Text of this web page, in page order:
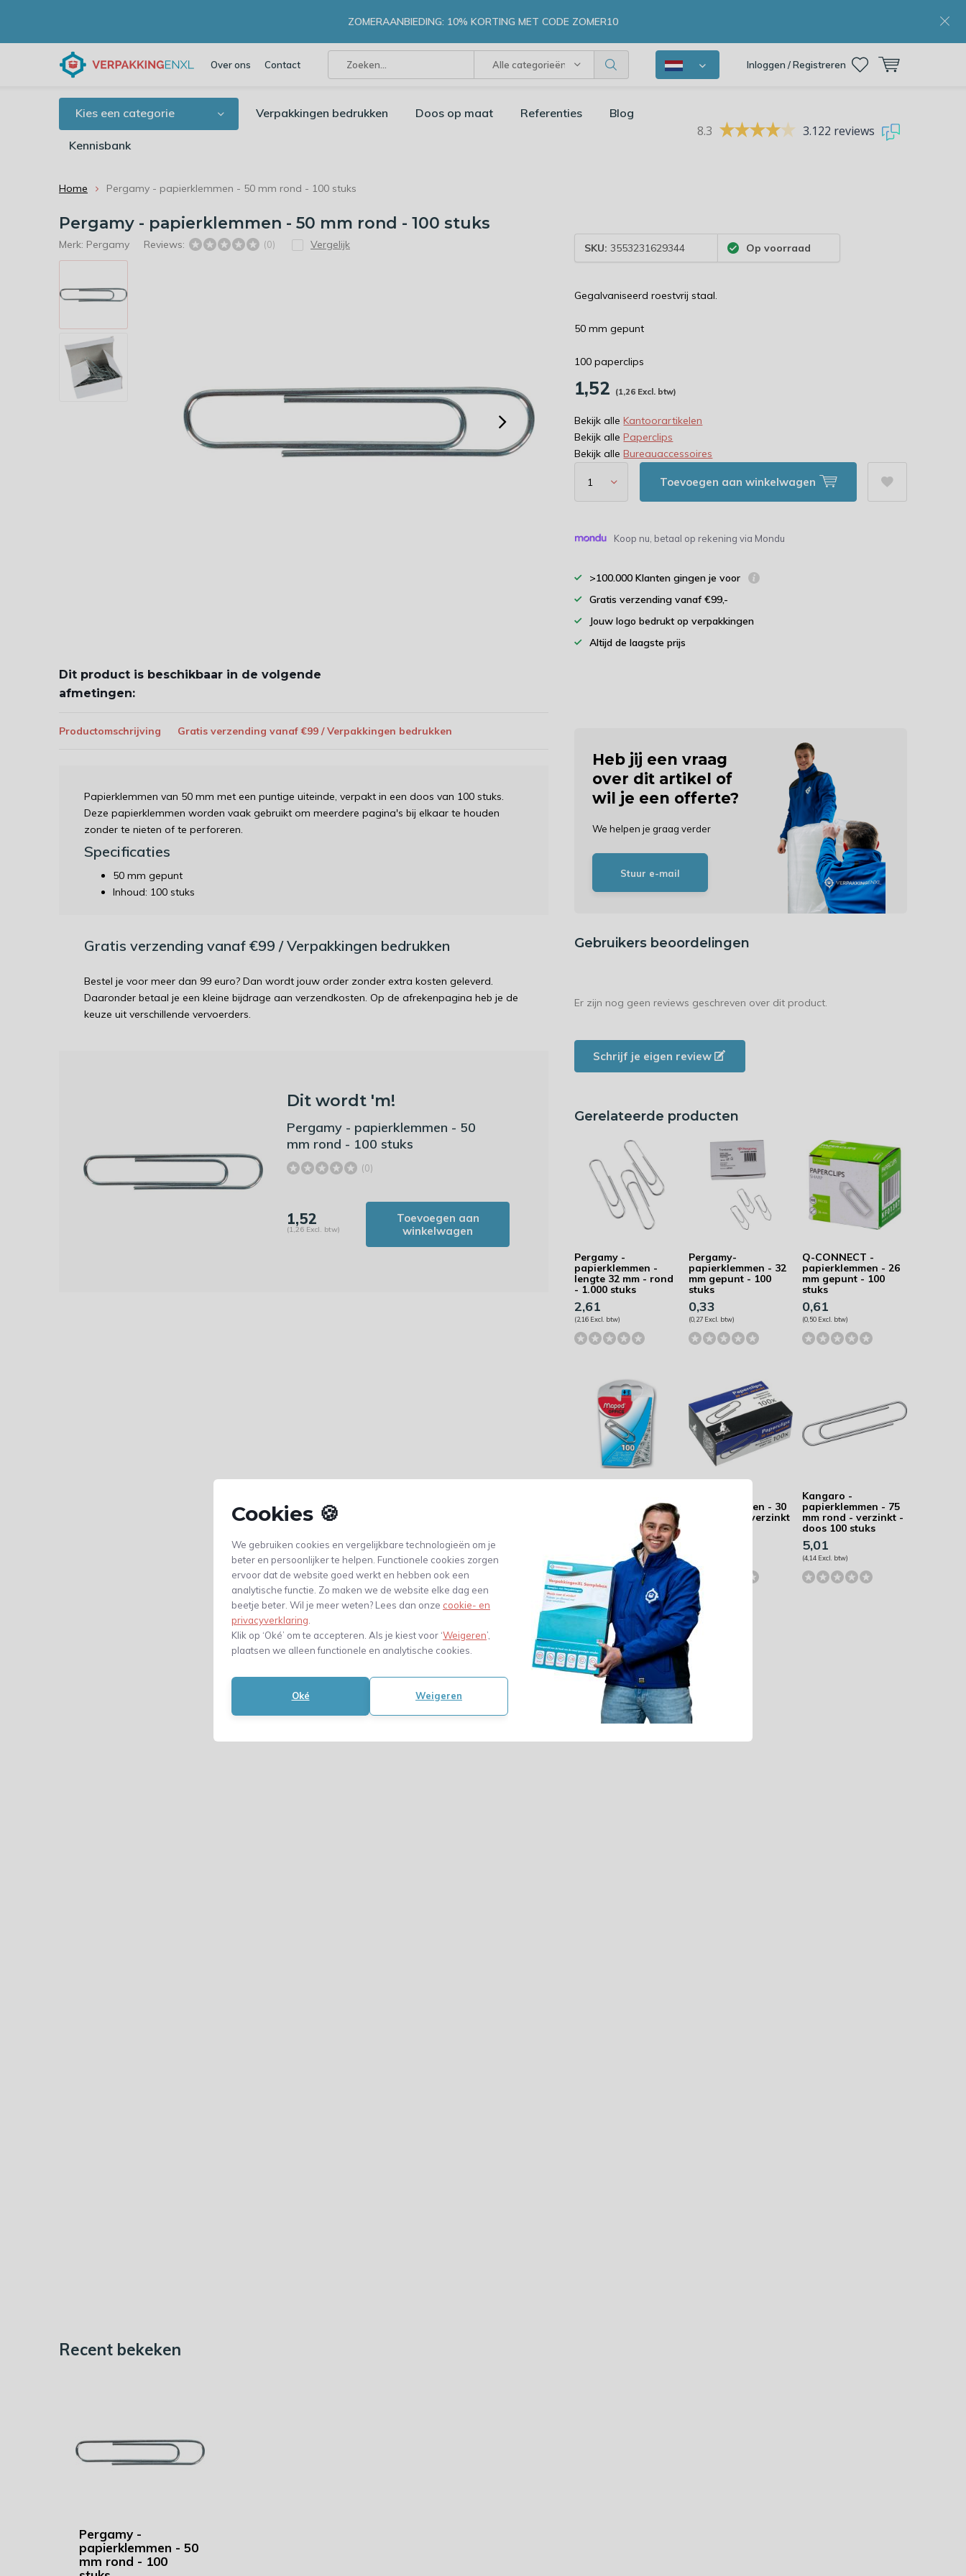
Cookies 🍪
We gebruiken cookies en vergelijkbare technologieën om je
beter en persoonlijker te helpen. Functionele cookies zorgen
ervoor dat de website goed werkt en hebben ook een
analytische functie. Zo maken we de website elke dag een
beetje beter. Wil je meer weten? Lees dan onze cookie- en
privacyverklaring
Klik op ‘Oké’ om te accepteren. Als je kiest voor ‘Weigeren’,
plaatsen we alleen functionele en analytische cookies.
Oké Weigeren
Over ons Contact Alle categorieën Inloggen / Registreren
ZOMERAANBIEDING: 10% KORTING MET CODE ZOMER10
Kies een categorie Verpakkingen bedrukken Doos op maat Referenties Blog
Kennisbank
8.3 3.122 reviews
Home Pergamy - papierklemmen - 50 mm rond - 100 stuks
Pergamy - papierklemmen - 50 mm rond - 100 stuks
Merk: Pergamy Reviews: (0) Vergelijk SKU: 3553231629344 Op voorraad
Gegalvaniseerd roestvrij staal.
50 mm gepunt
100 paperclips
1,52 (1,26 Excl. btw)
Bekijk alle Kantoorartikelen
Bekijk alle Paperclips
Bekijk alle Bureauaccessoires
Toevoegen aan winkelwagen
Koop nu, betaal op rekening via Mondu
>100.000 Klanten gingen je voor
Gratis verzending vanaf €99,-
Jouw logo bedrukt op verpakkingen
Altijd de laagste prijs
Dit product is beschikbaar in de volgende
afmetingen:
Productomschrijving Gratis verzending vanaf €99 / Verpakkingen bedrukken
Papierklemmen van 50 mm met een puntige uiteinde, verpakt in een doos van 100 stuks.
Deze papierklemmen worden vaak gebruikt om meerdere pagina's bij elkaar te houden
zonder te nieten of te perforeren.
Specificaties
50 mm gepunt
Inhoud: 100 stuks
Gratis verzending vanaf €99 / Verpakkingen bedrukken
Bestel je voor meer dan 99 euro? Dan wordt jouw order zonder extra kosten geleverd.
Daaronder betaal je een kleine bijdrage aan verzendkosten. Op de afrekenpagina heb je de
keuze uit verschillende vervoerders.
Dit wordt 'm!
Pergamy - papierklemmen - 50
mm rond - 100 stuks
(0)
1,52
(1,26 Excl. btw)
Toevoegen aan
winkelwagen
Heb jij een vraag
over dit artikel of
wil je een offerte?
We helpen je graag verder
Stuur e-mail
Gebruikers beoordelingen
Er zijn nog geen reviews geschreven over dit product.
Schrijf je eigen review
Gerelateerde producten
Pergamy -
papierklemmen -
lengte 32 mm - rond
- 1.000 stuks
2,61
(2,16 Excl. btw)
Pergamy-
papierklemmen - 32
mm gepunt - 100
stuks
0,33
(0,27 Excl. btw)
Q-CONNECT -
papierklemmen - 26
mm gepunt - 100
stuks
0,61
(0,50 Excl. btw)
papierklemmen
-25mm - 100 stuks
papierklemmen - 30
mm - rond - verzinkt
Kangaro -
papierklemmen - 75
mm rond - verzinkt -
doos 100 stuks
5,01
(4,14 Excl. btw)
Recent bekeken
Pergamy -
papierklemmen - 50
mm rond - 100